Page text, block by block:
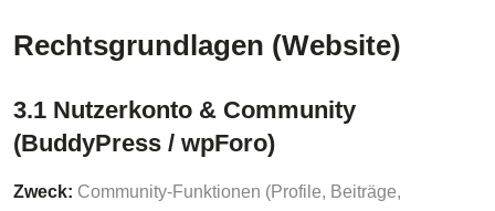
Rechtsgrundlagen (Website)
3.1 Nutzerkonto & Community
(BuddyPress / wpForo)
Zweck: Community-Funktionen (Profile, Beiträge,